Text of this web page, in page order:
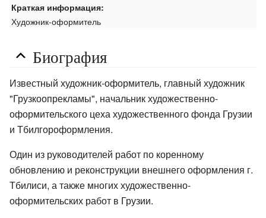
Краткая информация:
Художник-оформитель
Биография
Известный художник-оформитель, главный художник
"Грузкоопрекламы", начальник художественно-
оформительского цеха художественного фонда Грузии
и Тбилгороформления.
Один из руководителей работ по коренному
обновлению и реконструкции внешнего оформления г.
Тбилиси, а также многих художественно-
оформительских работ в Грузии.